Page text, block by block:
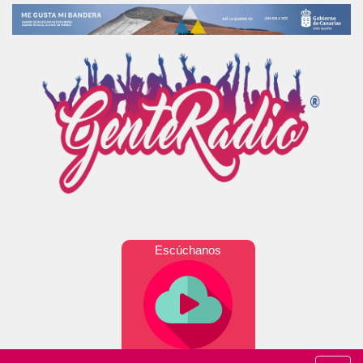
Escúchanos